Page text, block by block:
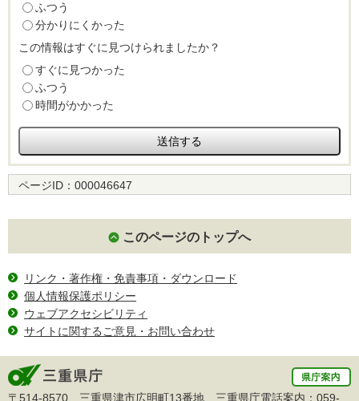
ふつう
分かりにくかった
この情報はすぐに見つけられましたか？
すぐに見つかった
ふつう
時間がかかった
ページID： 000046647
このページのトップへ
リンク・著作権・免責事項・ダウンロード
個人情報保護ポリシー
ウェブアクセシビリティ
サイトに関するご意見・お問い合わせ
〒514-8570 三重県津市広明町13番地 三重県庁電話案内： 059-